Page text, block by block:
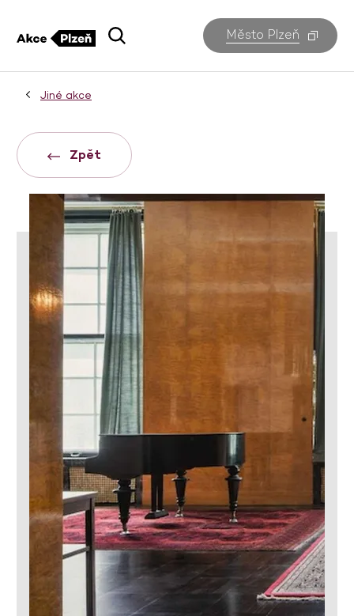
Město Plzeň
Jiné akce
Zpět